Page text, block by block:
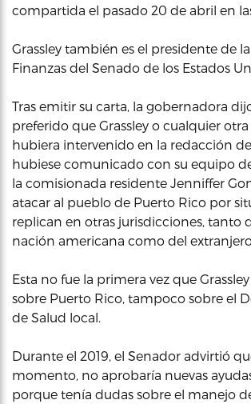
compartida el pasado 20 de abril en
Grassley también es el presidente de
Finanzas del Senado de los Estados
Tras emitir su carta, la gobernadora
preferido que Grassley o cualquier
hubiera intervenido en la redacción de
hubiese comunicado con su equipo
la comisionada residente Jenniffer
atacar al pueblo de Puerto Rico por
replican en otras jurisdicciones, tanto
nación americana como del
Esta no fue la primera vez que
sobre Puerto Rico, tampoco sobre el
de Salud local.
Durante el 2019, el Senador advirtió
momento, no aprobaría nuevas
porque tenía dudas sobre el manejo